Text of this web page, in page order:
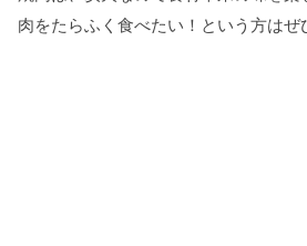
肉をたらふく食べたい！という方は